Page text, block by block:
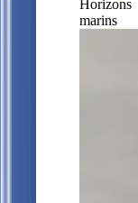
Horizons
marins